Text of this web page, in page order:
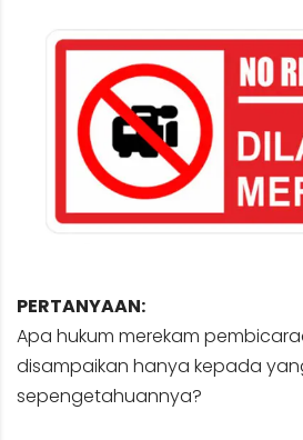
PERTANYAAN:
Apa hukum merekam
disampaikan hanya kepada
sepengetahuannya?